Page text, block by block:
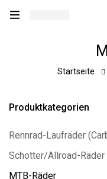
Startseite
Produktkategorien
Rennrad-Laufräder
Schotter/Allroad-Räder
MTB-Räder